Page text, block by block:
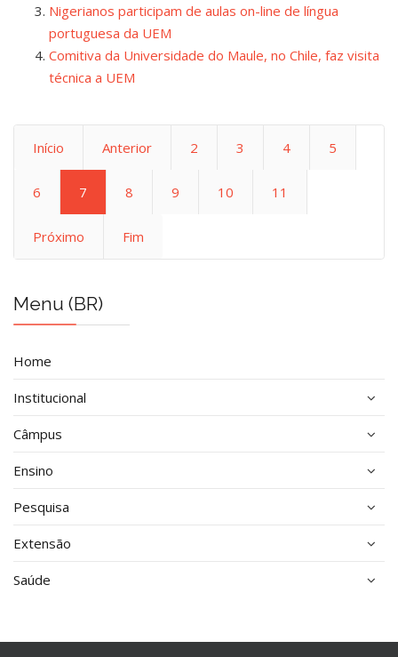
Nigerianos participam de aulas on-line de língua
portuguesa da UEM
Comitiva da Universidade do Maule, no Chile, faz visita
técnica a UEM
Início Anterior 2 3 4 5
6 7 8 9 10 11
Próximo Fim
Menu (BR)
Home
Institucional
Câmpus
Ensino
Pesquisa
Extensão
Saúde